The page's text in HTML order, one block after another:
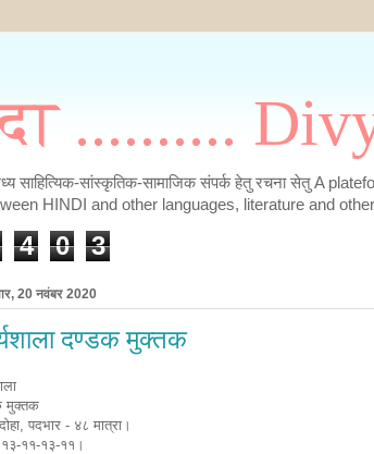
..........
मध्य साहित्यिक-सांस्कृतिक-सामाजिक संपर्क हेतु रचना सेतु A
HINDI and other languages, literature and
4 0 3
20 नवंबर 2020
दण्डक मुक्तक
मुक्तक
पदभार - ४८ मात्रा।
११-१३-११।